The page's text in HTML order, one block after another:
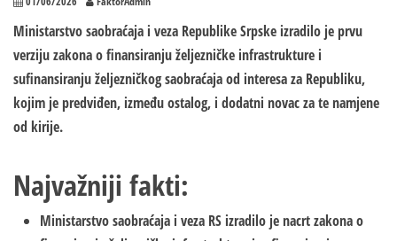
Ministarstvo saobraćaja i veza Republike Srpske izradilo je prvu
verziju zakona o finansiranju željezničke infrastrukture i
sufinansiranju željezničkog saobraćaja od interesa za Republiku,
kojim je predviđen, između ostalog, i dodatni novac za te namjene
od kirije.
Najvažniji fakti:
Ministarstvo saobraćaja i veza RS izradilo je nacrt zakona o